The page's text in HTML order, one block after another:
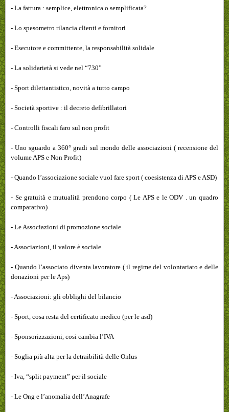
- La fattura : semplice, elettronica o semplificata?
- Lo spesometro rilancia clienti e fornitori
- Esecutore e committente, la responsabilità solidale
- La solidarietà si vede nel “730”
- Sport dilettantistico, novità a tutto campo
- Società sportive : il decreto defibrillatori
- Controlli fiscali faro sul non profit
- Uno sguardo a 360° gradi sul mondo delle associazioni ( recensione del
volume APS e Non Profit)
- Quando l’associazione sociale vuol fare sport ( coesistenza di APS e ASD)
- Se gratuità e mutualità prendono corpo ( Le APS e le ODV . un quadro
comparativo)
- Le Associazioni di promozione sociale
- Associazioni, il valore è sociale
- Quando l’associato diventa lavoratore ( il regime del volontariato e delle
donazioni per le Aps)
- Associazioni: gli obblighi del bilancio
- Sport, cosa resta del certificato medico (per le asd)
- Sponsorizzazioni, cosi cambia l’IVA
- Soglia più alta per la detraibilità delle Onlus
- Iva, “split payment” per il sociale
- Le Ong e l’anomalia dell’Anagrafe